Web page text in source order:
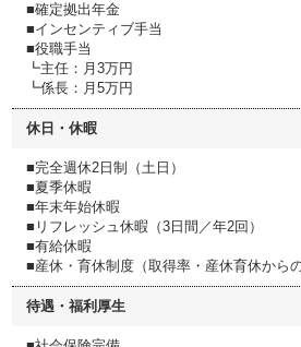
■確定拠出年金
■インセンティブ手当
■役職手当
┗主任：月3万円
┗係長：月5万円
休日・休暇
■完全週休2日制（土日）
■夏季休暇
■年末年始休暇
■リフレッシュ休暇（3日間／年2回）
■有給休暇
■産休・育休制度（取得率・産休育休から
待遇・福利厚生